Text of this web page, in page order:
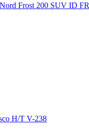
Frost 200 SUV ID FR
H/T V-238